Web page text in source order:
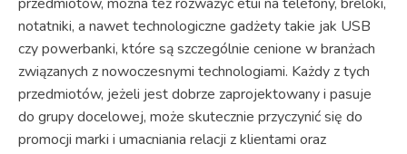
notatniki, a nawet technologiczne gadżety takie jak USB
czy powerbanki, które są szczególnie cenione w branżach
związanych z nowoczesnymi technologiami. Każdy z tych
przedmiotów, jeżeli jest dobrze zaprojektowany i pasuje
do grupy docelowej, może skutecznie przyczynić się do
promocji marki i umacniania relacji z klientami oraz